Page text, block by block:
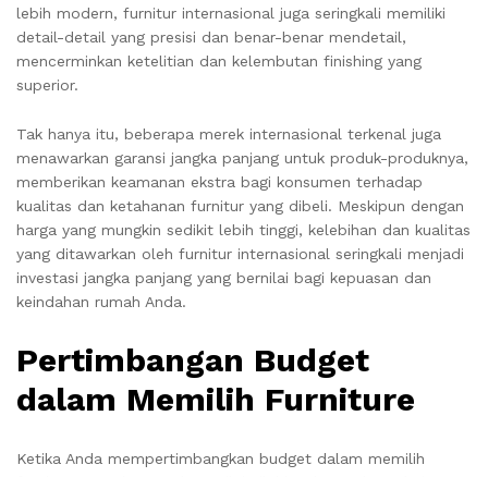
lebih modern, furnitur internasional juga seringkali memiliki
detail-detail yang presisi dan benar-benar mendetail,
mencerminkan ketelitian dan kelembutan finishing yang
superior.
Tak hanya itu, beberapa merek internasional terkenal juga
menawarkan garansi jangka panjang untuk produk-produknya,
memberikan keamanan ekstra bagi konsumen terhadap
kualitas dan ketahanan furnitur yang dibeli. Meskipun dengan
harga yang mungkin sedikit lebih tinggi, kelebihan dan kualitas
yang ditawarkan oleh furnitur internasional seringkali menjadi
investasi jangka panjang yang bernilai bagi kepuasan dan
keindahan rumah Anda.
Pertimbangan Budget
dalam Memilih Furniture
Ketika Anda mempertimbangkan budget dalam memilih